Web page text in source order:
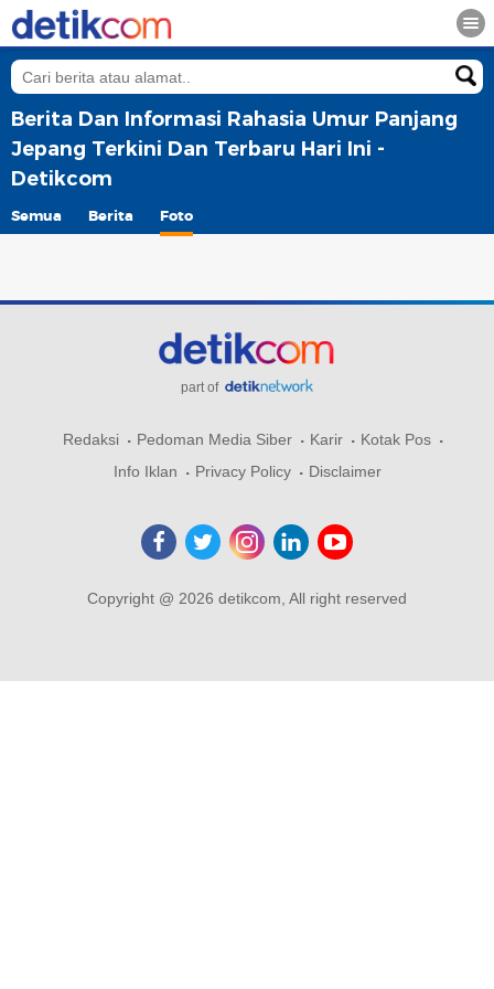
Berita Dan Informasi Rahasia Umur Panjang
Jepang Terkini Dan Terbaru Hari Ini -
Detikcom
Semua Berita Foto
part of
Redaksi Pedoman Media Siber Karir
Kotak Pos
Info Iklan
Privacy Policy Disclaimer
Copyright @ 2026 detikcom, All right reserved